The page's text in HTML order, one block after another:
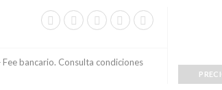
bancario. Consulta condiciones